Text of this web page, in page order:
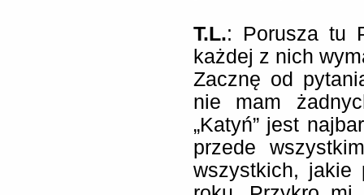
T.L.: Porusza tu
każdej z nich
Zacznę od
nie mam
„Katyń” jest
przede
wszystkich, jakie